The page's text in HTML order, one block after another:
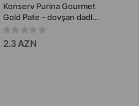
Konserv Purina Gourmet
Gold Pate - dovşan dadlı
yetkin pişiklər üçün zərif
paştet şəklində yaş yem
85 qr.
2.3 AZN